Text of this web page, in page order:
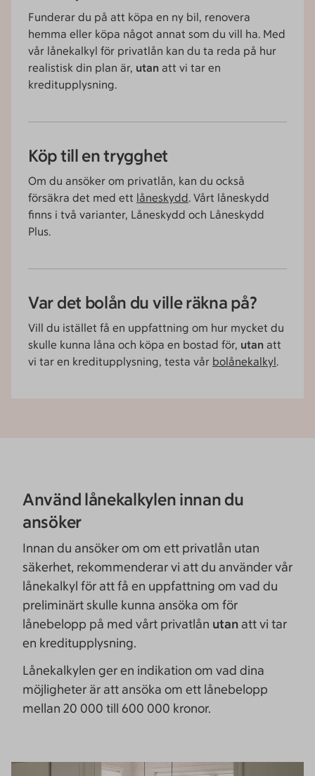
Funderar du på att köpa en ny bil, renovera
hemma eller köpa något annat som du vill ha. Med
vår lånekalkyl för privatlån kan du ta reda på hur
realistisk din plan är, utan att vi tar en
kreditupplysning.
Köp till en trygghet
Om du ansöker om privatlån, kan du också
försäkra det med ett låneskydd. Vårt låneskydd
finns i två varianter, Låneskydd och Låneskydd
Plus.
Var det bolån du ville räkna på?
Vill du istället få en uppfattning om hur mycket du
skulle kunna låna och köpa en bostad för, utan att
vi tar en kreditupplysning, testa vår bolånekalkyl.
Använd lånekalkylen innan du
ansöker
Innan du ansöker om om ett privatlån utan
säkerhet, rekommenderar vi att du använder vår
lånekalkyl för att få en uppfattning om vad du
preliminärt skulle kunna ansöka om för
lånebelopp på med vårt privatlån utan att vi tar
en kreditupplysning.
Lånekalkylen ger en indikation om vad dina
möjligheter är att ansöka om ett lånebelopp
mellan 20 000 till 600 000 kronor.